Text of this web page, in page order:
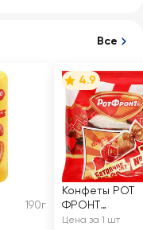
Все
190г
4.9
Конфеты РОТ
ФРОНТ
Батончики
Цена за 1 шт